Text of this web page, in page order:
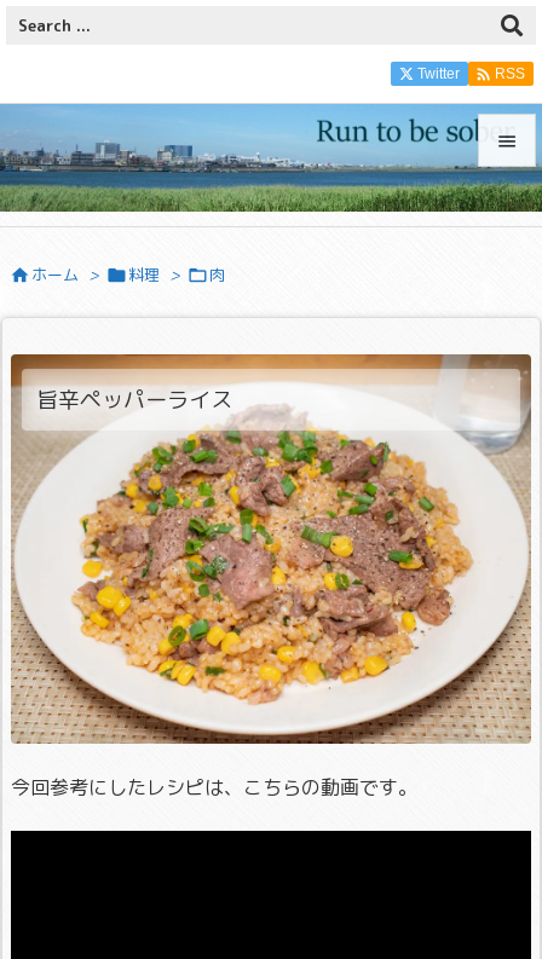





検索
Twitter  RSS
 ホーム > 料理 > 肉
旨辛ペッパーライス
今回参考にしたレシピは、こちらの動画です。